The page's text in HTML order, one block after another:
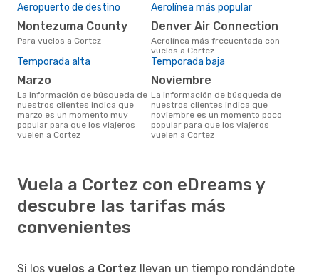
Aeropuerto de destino
Montezuma County
Para vuelos a Cortez
Aerolínea más popular
Denver Air Connection
Aerolínea más frecuentada con
vuelos a Cortez
Temporada alta
marzo
La información de búsqueda de
nuestros clientes indica que
marzo es un momento muy
popular para que los viajeros
vuelen a Cortez
Temporada baja
noviembre
La información de búsqueda de
nuestros clientes indica que
noviembre es un momento poco
popular para que los viajeros
vuelen a Cortez
Vuela a Cortez con eDreams y
descubre las tarifas más
convenientes
Si los vuelos a Cortez llevan un tiempo rondándote